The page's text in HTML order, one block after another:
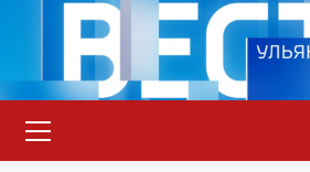
содержимому
меню